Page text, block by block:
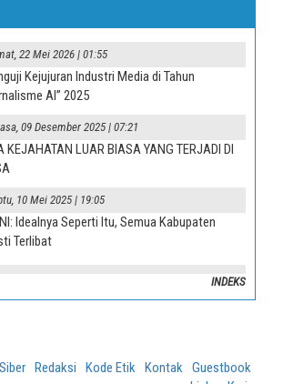
22 Mei 2026 | 01:55
Kejujuran Industri Media di Tahun
AI” 2025
09 Desember 2025 | 07:21
KEJAHATAN LUAR BIASA YANG TERJADI DI
10 Mei 2025 | 19:05
Idealnya Seperti Itu, Semua Kabupaten
Terlibat
INDEKS
Redaksi Kode Etik Kontak Guestbook